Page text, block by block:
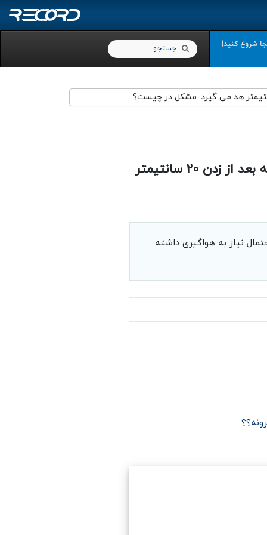
شروع کنید! Search
Search
در زمان چاپ هد گرفتگی دارم که تست نازل مناسبی هم در اول کار می گیرم که بعد از زدن ۲۰ سانتیمتر
نیاز به هواگیری داشته